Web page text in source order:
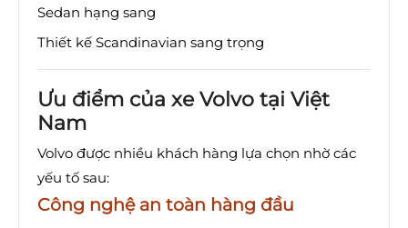
Sedan hạng sang
Thiết kế Scandinavian sang trọng
Ưu điểm của xe Volvo tại Việt
Nam
Volvo được nhiều khách hàng lựa chọn nhờ các
yếu tố sau:
Công nghệ an toàn hàng đầu